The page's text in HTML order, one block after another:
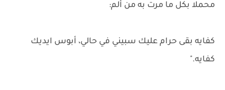
محملا بكل ما مرت به من ألم:
كفايه بقى حرام عليك سبيني في حالي، أبوس ايديك
كفايه."